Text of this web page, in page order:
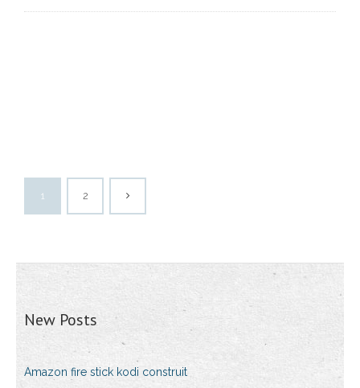
1 2
New Posts
Amazon fire stick kodi construit